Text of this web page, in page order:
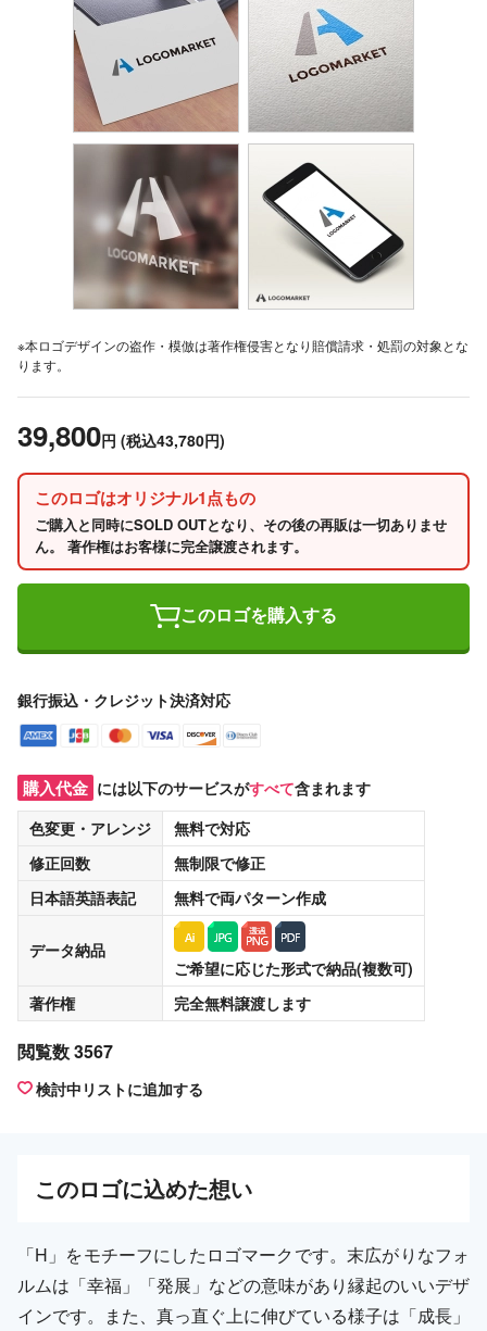
※本ロゴデザインの盗作・模倣は著作権侵害となり賠償請求・処罰の対象とな
ります。
39,800円 (税込43,780円)
このロゴはオリジナル1点もの
ご購入と同時にSOLD OUTとなり、その後の再販は一切ありませ
ん。 著作権はお客様に完全譲渡されます。
このロゴを購入する
銀行振込・クレジット決済対応
購入代金 には以下のサービスがすべて含まれます
色変更・アレンジ
無料で対応
修正回数
無制限で修正
日本語英語表記
無料で両パターン作成
データ納品
ご希望に応じた形式で納品(複数可)
著作権
完全無料譲渡します
閲覧数 3567
検討中リストに追加する
このロゴに込めた想い
「H」をモチーフにしたロゴマークです。末広がりなフォ
ルムは「幸福」「発展」などの意味があり縁起のいいデザ
インです。また、真っ直ぐ上に伸びている様子は「成長」